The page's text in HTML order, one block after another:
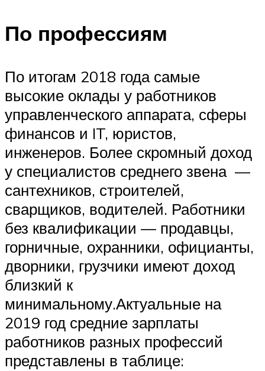
По профессиям
По итогам 2018 года самые
высокие оклады у работников
управленческого аппарата, сферы
финансов и IT, юристов,
инженеров. Более скромный доход
у специалистов среднего звена —
сантехников, строителей,
сварщиков, водителей. Работники
без квалификации — продавцы,
горничные, охранники, официанты,
дворники, грузчики имеют доход
близкий к
минимальному.Актуальные на
2019 год средние зарплаты
работников разных профессий
представлены в таблице: